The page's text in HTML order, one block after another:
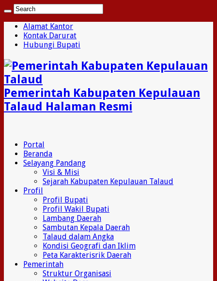
Alamat Kantor
Kontak Darurat
Hubungi Bupati
Pemerintah Kabupaten Kepulauan
Talaud Halaman Resmi
Portal
Beranda
Selayang Pandang
Visi & Misi
Sejarah Kabupaten Kepulauan Talaud
Profil
Profil Bupati
Profil Wakil Bupati
Lambang Daerah
Sambutan Kepala Daerah
Talaud dalam Angka
Kondisi Geografi dan Iklim
Peta Karakterisrik Daerah
Pemerintah
Struktur Organisasi